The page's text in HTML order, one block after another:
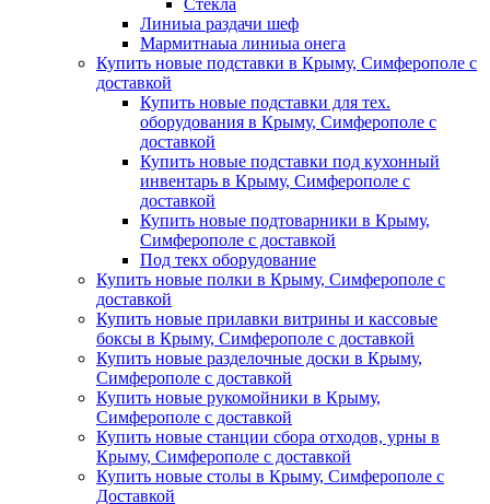
Стекла
Линиыа раздачи шеф
Мармитнаыа линиыа онега
Купить новые подставки в Крыму, Симферополе с
доставкой
Купить новые подставки для тех.
оборудования в Крыму, Симферополе с
доставкой
Купить новые подставки под кухонный
инвентарь в Крыму, Симферополе с
доставкой
Купить новые подтоварники в Крыму,
Симферополе с доставкой
Под текх оборудование
Купить новые полки в Крыму, Симферополе с
доставкой
Купить новые прилавки витрины и кассовые
боксы в Крыму, Симферополе с доставкой
Купить новые разделочные доски в Крыму,
Симферополе с доставкой
Купить новые рукомойники в Крыму,
Симферополе с доставкой
Купить новые станции сбора отходов, урны в
Крыму, Симферополе с доставкой
Купить новые столы в Крыму, Симферополе с
Доставкой